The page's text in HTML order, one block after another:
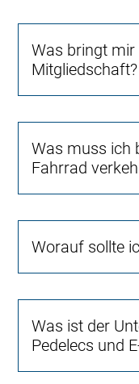
Was bringt mir
Mitgliedschaft?
Was muss ich
Fahrrad
Worauf sollte
Was ist der
Pedelecs und